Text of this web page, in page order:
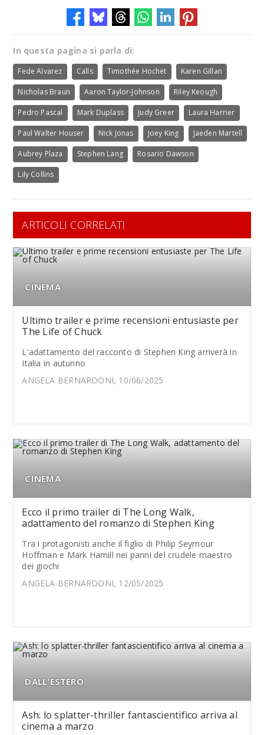
In questa pagina si parla di:
Fede Alvarez Calls Timothée Hochet Karen Gillan
Nicholas Braun Aaron Taylor-Johnson Riley Keough
Pedro Pascal Mark Duplass Judy Greer Laura Harrier
Paul Walter Houser Nick Jonas Joey King Jaeden Martell
Aubrey Plaza Stephen Lang Rosario Dawson
Lily Collins
ARTICOLI CORRELATI
CINEMA
Ultimo trailer e prime recensioni entusiaste per
The Life of Chuck
L'adattamento del racconto di Stephen King arriverà in
Italia in autunno
ANGELA BERNARDONI, 10/06/2025
CINEMA
Ecco il primo trailer di The Long Walk,
adattamento del romanzo di Stephen King
Tra i protagonisti anche il figlio di Philip Seymour
Hoffman e Mark Hamill nei panni del crudele maestro
dei giochi
ANGELA BERNARDONI, 12/05/2025
DALL'ESTERO
Ash: lo splatter-thriller fantascientifico arriva al
cinema a marzo